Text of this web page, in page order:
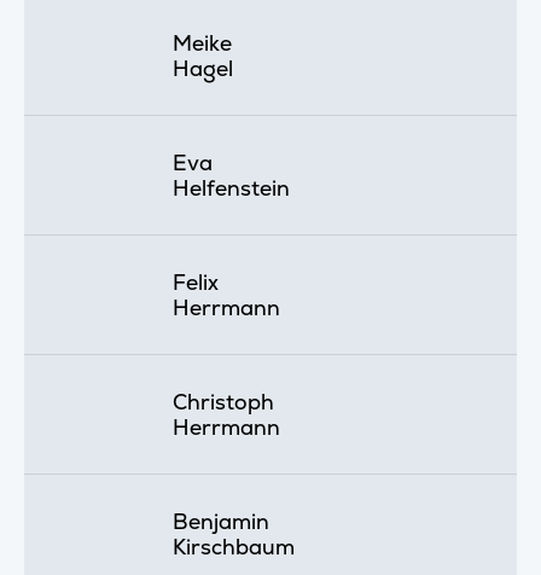
Meike
Hagel
Eva
Helfenstein
Felix
Herrmann
Christoph
Herrmann
Benjamin
Kirschbaum